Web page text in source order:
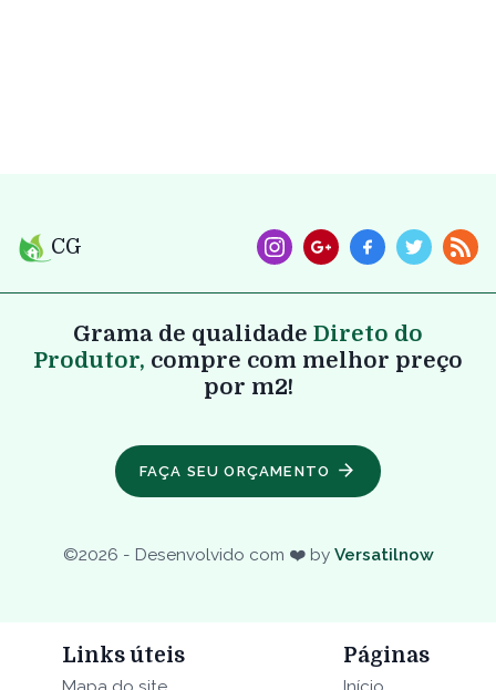
CG
Grama de qualidade Direto do
Produtor, compre com melhor preço
por m2!
FAÇA SEU ORÇAMENTO
©2026 - Desenvolvido com ❤️ by Versatilnow
Links úteis Páginas